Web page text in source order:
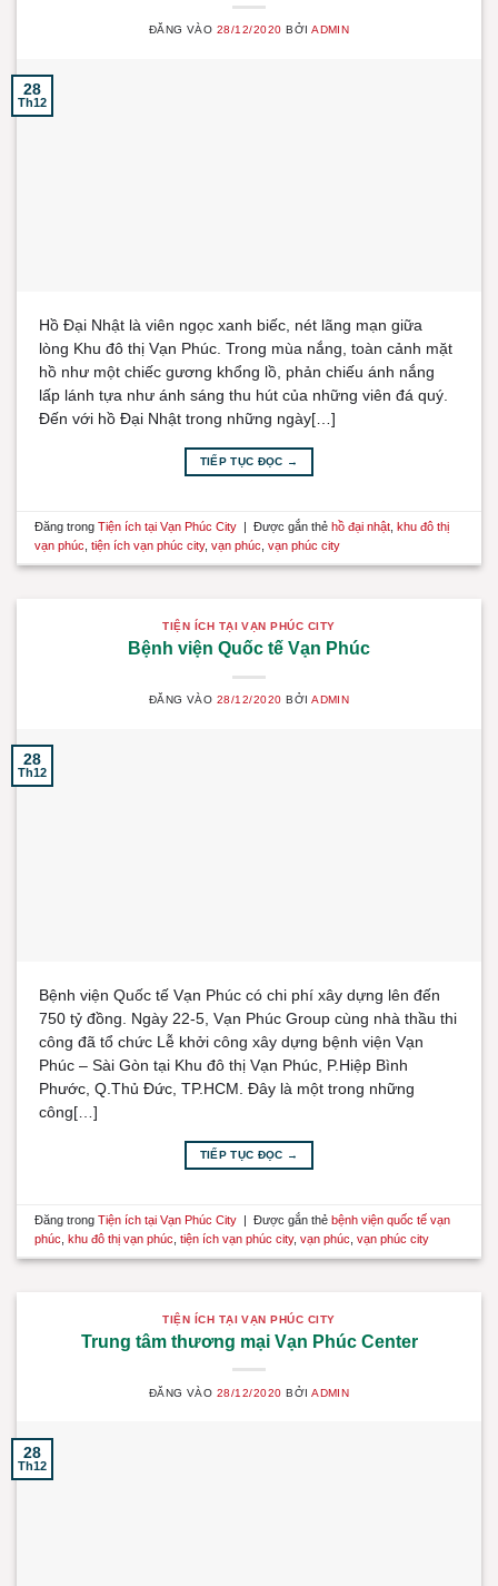
ĐĂNG VÀO 28/12/2020 BỞIADMIN
28
Th12
Hồ Đại Nhật là viên ngọc xanh biếc, nét lãng mạn giữa
lòng Khu đô thị Vạn Phúc. Trong mùa nắng, toàn cảnh mặt
hồ như một chiếc gương khổng lồ, phản chiếu ánh nắng
lấp lánh tựa như ánh sáng thu hút của những viên đá quý.
Đến với hồ Đại Nhật trong những ngày[…]
TIẾP TỤC ĐỌC →
Đăng trongTiện ích tại Vạn Phúc City Được gắn thẻ hồ đại nhật khu đô thị
vạn phúc ,tiện ích vạn phúc city,vạn phúc ,vạn phúc city
TIỆN ÍCH TẠI VẠN PHÚC CITY
Bệnh viện Quốc tế Vạn Phúc
ĐĂNG VÀO 28/12/2020 BỞIADMIN
28
Th12
Bệnh viện Quốc tế Vạn Phúc có chi phí xây dựng lên đến
750 tỷ đồng. Ngày 22-5, Vạn Phúc Group cùng nhà thầu thi
công đã tổ chức Lễ khởi công xây dựng bệnh viện Vạn
Phúc – Sài Gòn tại Khu đô thị Vạn Phúc, P.Hiệp Bình
Phước, Q.Thủ Đức, TP.HCM. Đây là một trong những
công[…]
TIẾP TỤC ĐỌC →
Đăng trongTiện ích tại Vạn Phúc City Được gắn thẻ bệnh viện quốc tế vạn
phúc
khu đô thị vạn phúc ,tiện ích vạn phúc city,vạn phúc ,vạn phúc city
TIỆN ÍCH TẠI VẠN PHÚC CITY
Trung tâm thương mại Vạn Phúc Center
ĐĂNG VÀO 28/12/2020 BỞIADMIN
28
Th12